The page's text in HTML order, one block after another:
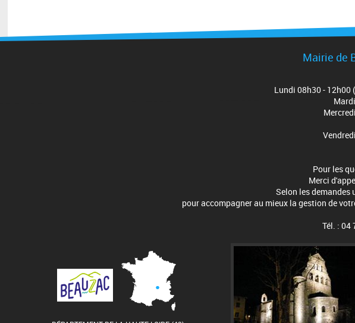
Mairie de
Lundi 08h30 -
Pour les
Merci
Selon les demandes
pour accompagner au mieux la gestion de
Tél. : 04